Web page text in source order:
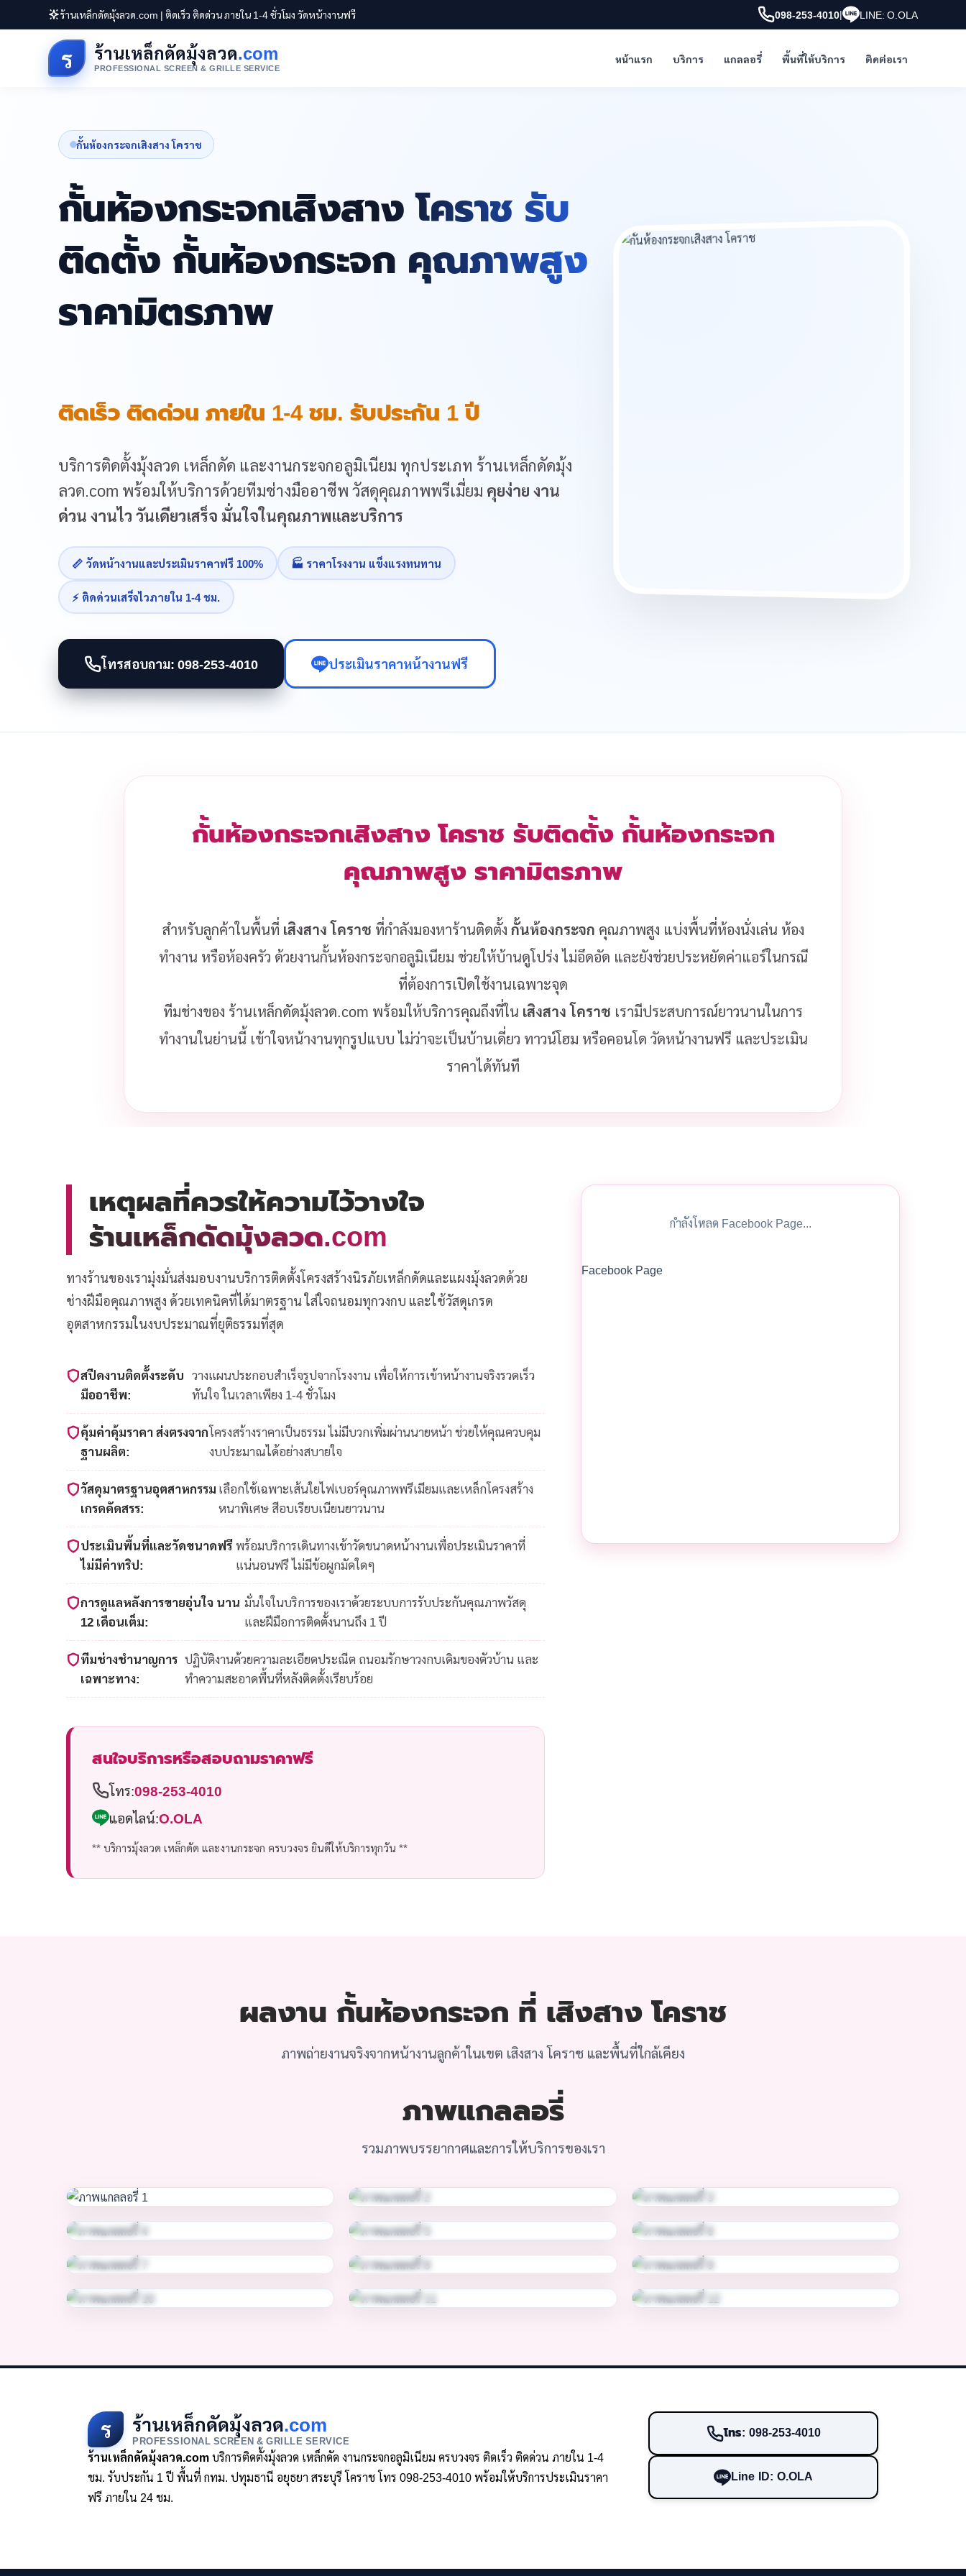
ร้านเหล็กดัดมุ้งลวด.com | ติดเร็ว ติดด่วน ภายใน 1-4 ชั่วโมง วัดหน้างานฟรี 098-253-4010| LINE: O.OLA
ร ร้านเหล็กดัดมุ้งลวด.com
PROFESSIONAL SCREEN & GRILLE SERVICE
หน้าแรก บริการ แกลลอรี่ พื้นที่ให้บริการ ติดต่อเรา
กั้นห้องกระจกเสิงสาง โคราช
กั้นห้องกระจกเสิงสาง โคราช รับ
ติดตั้ง กั้นห้องกระจก คุณภาพสูง
ราคามิตรภาพ
ติดเร็ว ติดด่วน ภายใน 1-4 ชม. รับประกัน 1 ปี
บริการติดตั้งมุ้งลวด เหล็กดัด และงานกระจกอลูมิเนียม ทุกประเภท ร้านเหล็กดัดมุ้ง
ลวด.com พร้อมให้บริการด้วยทีมช่างมืออาชีพ วัสดุคุณภาพพรีเมี่ยม คุยง่าย งาน
ด่วน งานไว วันเดียวเสร็จ มั่นใจในคุณภาพและบริการ
📏 วัดหน้างานและประเมินราคาฟรี 100% 🏭 ราคาโรงงาน แข็งแรงทนทาน
⚡ ติดด่วนเสร็จไวภายใน 1-4 ชม.
โทรสอบถาม: 098-253-4010 ประเมินราคาหน้างานฟรี
กั้นห้องกระจกเสิงสาง โคราช รับติดตั้ง กั้นห้องกระจก
คุณภาพสูง ราคามิตรภาพ
สำหรับลูกค้าในพื้นที่ เสิงสาง โคราช ที่กำลังมองหาร้านติดตั้ง กั้นห้องกระจก คุณภาพสูง แบ่งพื้นที่ห้องนั่งเล่น ห้อง
ทำงาน หรือห้องครัว ด้วยงานกั้นห้องกระจกอลูมิเนียม ช่วยให้บ้านดูโปร่ง ไม่อึดอัด และยังช่วยประหยัดค่าแอร์ในกรณี
ที่ต้องการเปิดใช้งานเฉพาะจุด
ทีมช่างของ ร้านเหล็กดัดมุ้งลวด.com พร้อมให้บริการคุณถึงที่ใน เสิงสาง โคราช เรามีประสบการณ์ยาวนานในการ
ทำงานในย่านนี้ เข้าใจหน้างานทุกรูปแบบ ไม่ว่าจะเป็นบ้านเดี่ยว ทาวน์โฮม หรือคอนโด วัดหน้างานฟรี และประเมิน
ราคาได้ทันที
เหตุผลที่ควรให้ความไว้วางใจ
ร้านเหล็กดัดมุ้งลวด.com
ทางร้านของเรามุ่งมั่นส่งมอบงานบริการติดตั้งโครงสร้างนิรภัยเหล็กดัดและแผงมุ้งลวดด้วย
ช่างฝีมือคุณภาพสูง ด้วยเทคนิคที่ได้มาตรฐาน ใส่ใจถนอมทุกวงกบ และใช้วัสดุเกรด
อุตสาหกรรมในงบประมาณที่ยุติธรรมที่สุด
สปีดงานติดตั้งระดับ
มืออาชีพ:
วางแผนประกอบสำเร็จรูปจากโรงงาน เพื่อให้การเข้าหน้างานจริงรวดเร็ว
ทันใจ ในเวลาเพียง 1-4 ชั่วโมง
คุ้มค่าคุ้มราคา ส่งตรงจาก
ฐานผลิต:
โครงสร้างราคาเป็นธรรม ไม่มีบวกเพิ่มผ่านนายหน้า ช่วยให้คุณควบคุม
งบประมาณได้อย่างสบายใจ
วัสดุมาตรฐานอุตสาหกรรม
เกรดคัดสรร:
เลือกใช้เฉพาะเส้นใยไฟเบอร์คุณภาพพรีเมียมและเหล็กโครงสร้าง
หนาพิเศษ สีอบเรียบเนียนยาวนาน
ประเมินพื้นที่และวัดขนาดฟรี
ไม่มีค่าทริป:
พร้อมบริการเดินทางเข้าวัดขนาดหน้างานเพื่อประเมินราคาที่
แน่นอนฟรี ไม่มีข้อผูกมัดใดๆ
การดูแลหลังการขายอุ่นใจ นาน
12 เดือนเต็ม:
มั่นใจในบริการของเราด้วยระบบการรับประกันคุณภาพวัสดุ
และฝีมือการติดตั้งนานถึง 1 ปี
ทีมช่างชำนาญการ
เฉพาะทาง:
ปฏิบัติงานด้วยความละเอียดประณีต ถนอมรักษาวงกบเดิมของตัวบ้าน และ
ทำความสะอาดพื้นที่หลังติดตั้งเรียบร้อย
สนใจบริการหรือสอบถามราคาฟรี
โทร:098-253-4010
แอดไลน์:O.OLA
** บริการมุ้งลวด เหล็กดัด และงานกระจก ครบวงจร ยินดีให้บริการทุกวัน **
กำลังโหลด Facebook Page...
Facebook Page
ผลงาน กั้นห้องกระจก ที่ เสิงสาง โคราช
ภาพถ่ายงานจริงจากหน้างานลูกค้าในเขต เสิงสาง โคราช และพื้นที่ใกล้เคียง
ภาพแกลลอรี่
รวมภาพบรรยากาศและการให้บริการของเรา
ร ร้านเหล็กดัดมุ้งลวด.com
PROFESSIONAL SCREEN & GRILLE SERVICE
ร้านเหล็กดัดมุ้งลวด.comบริการติดตั้งมุ้งลวด เหล็กดัด งานกระจกอลูมิเนียม ครบวงจร ติดเร็ว ติดด่วน ภายใน 1-4
ชม. รับประกัน 1 ปี พื้นที่ กทม. ปทุมธานี อยุธยา สระบุรี โคราช โทร 098-253-4010 พร้อมให้บริการประเมินราคา
ฟรี ภายใน 24 ชม.
โทร: 098-253-4010
Line ID: O.OLA